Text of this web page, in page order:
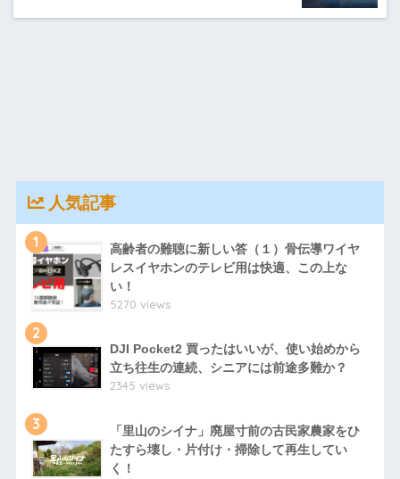
人気記事
1
高齢者の難聴に新しい答（１）骨伝導ワイヤ
レスイヤホンのテレビ用は快適、この上な
い！
5270 views
2
DJI Pocket2 買ったはいいが、使い始めから
立ち往生の連続、シニアには前途多難か？
2345 views
3
「里山のシイナ」廃屋寸前の古民家農家をひ
たすら壊し・片付け・掃除して再生してい
く！